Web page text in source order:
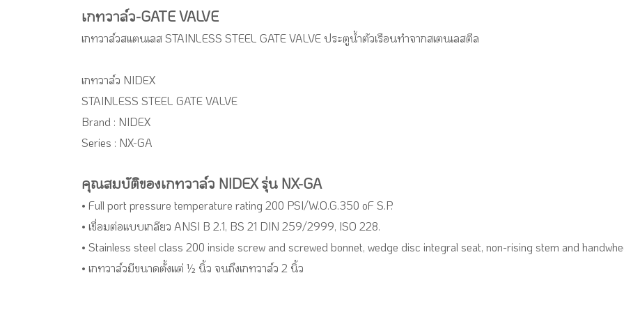
เกทวาล์ว-GATE VALVE
เกทวาล์วสแตนเลส STAINLESS STEEL GATE VALVE ประตูน้ำตัวเรือนทำจากสเตนเลสตีล
เกทวาล์ว NIDEX
STAINLESS STEEL GATE VALVE
Brand : NIDEX
Series : NX-GA
คุณสมบัติของเกทวาล์ว NIDEX รุ่น NX-GA
• Full port pressure temperature rating 200 PSI/W.O.G.350 oF S.P.
• เชื่อมต่อแบบเกลียว ANSI B 2.1, BS 21 DIN 259/2999, ISO 228.
• Stainless steel class 200 inside screw and screwed bonnet, wedge disc integral seat, non-rising stem and
• เกทวาล์วมีขนาดตั้งแต่ ½ นิ้ว จนถึงเกทวาล์ว 2 นิ้ว